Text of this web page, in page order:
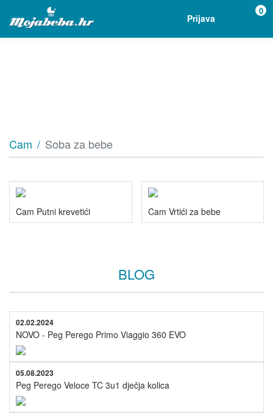
Prijava
0
Cam Soba za bebe
Cam Putni krevetići Cam Vrtići za bebe
BLOG
02.02.2024
NOVO - Peg Perego Primo Viaggio 360 EVO
05.08.2023
Peg Perego Veloce TC 3u1 dječja kolica